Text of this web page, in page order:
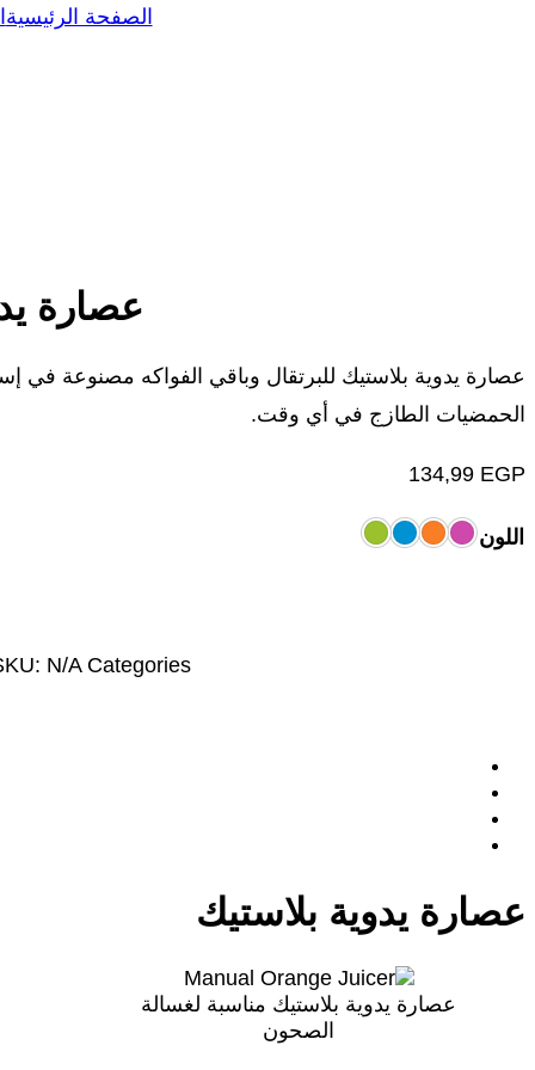
الصفحة الرئيسية
عصارة
عصارة يدوية بلاستيك للبرتقال وباقي الفواكه مصنوعة في
الحمضيات الطازج في أي وقت.
134,99 EGP
اللون
N/A Categories:
عصارة يدوية بلاستيك
عصارة يدوية بلاستيك مناسبة لغسالة
الصحون